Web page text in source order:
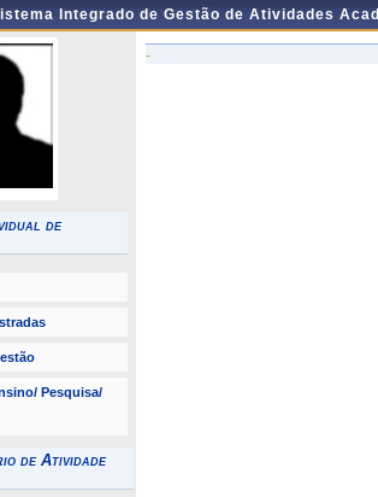
Integrado de Gestão de Atividades
de
Pesquisa/
de Atividade
-